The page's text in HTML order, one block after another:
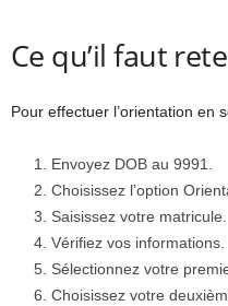
Ce qu’il faut
Pour effectuer l’orientation en
Envoyez DOB au 9991.
Choisissez l’option
Saisissez votre matricule.
Vérifiez vos informations.
Sélectionnez votre
Choisissez votre